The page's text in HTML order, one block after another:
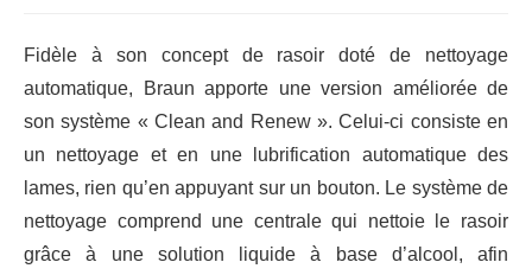
Fidèle à son concept de rasoir doté de nettoyage
automatique, Braun apporte une version améliorée de
son système « Clean and Renew ». Celui-ci consiste en
un nettoyage et en une lubrification automatique des
lames, rien qu’en appuyant sur un bouton. Le système de
nettoyage comprend une centrale qui nettoie le rasoir
grâce à une solution liquide à base d’alcool, afin